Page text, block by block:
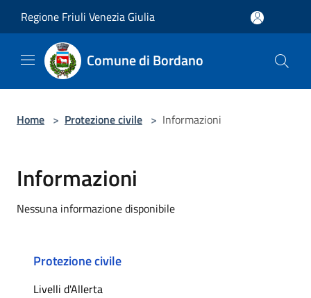
Regione Friuli Venezia Giulia
Comune di Bordano
Home > Protezione civile > Informazioni
Informazioni
Nessuna informazione disponibile
Protezione civile
Livelli d'Allerta